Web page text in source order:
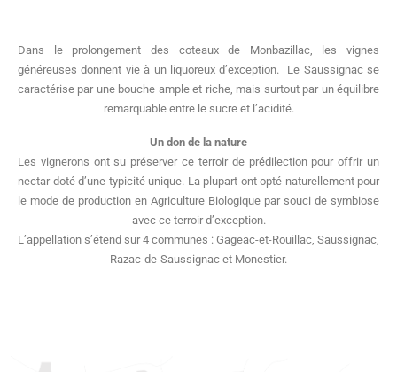
Dans le prolongement des coteaux de Monbazillac, les vignes
généreuses donnent vie à un liquoreux d’exception. Le Saussignac se
caractérise par une bouche ample et riche, mais surtout par un équilibre
remarquable entre le sucre et l’acidité.
Un don de la nature
Les vignerons ont su préserver ce terroir de prédilection pour offrir un
nectar doté d’une typicité unique. La plupart ont opté naturellement pour
le mode de production en Agriculture Biologique par souci de symbiose
avec ce terroir d’exception.
L’appellation s’étend sur 4 communes : Gageac-et-Rouillac, Saussignac,
Razac-de-Saussignac et Monestier.